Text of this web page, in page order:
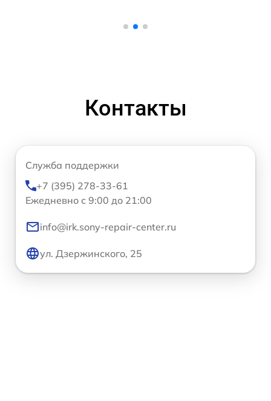
Контакты
Служба поддержки
+7 (395) 278-33-61
Ежедневно с 9:00 до 21:00
info@irk.sony-repair-center.ru
ул. Дзержинского, 25